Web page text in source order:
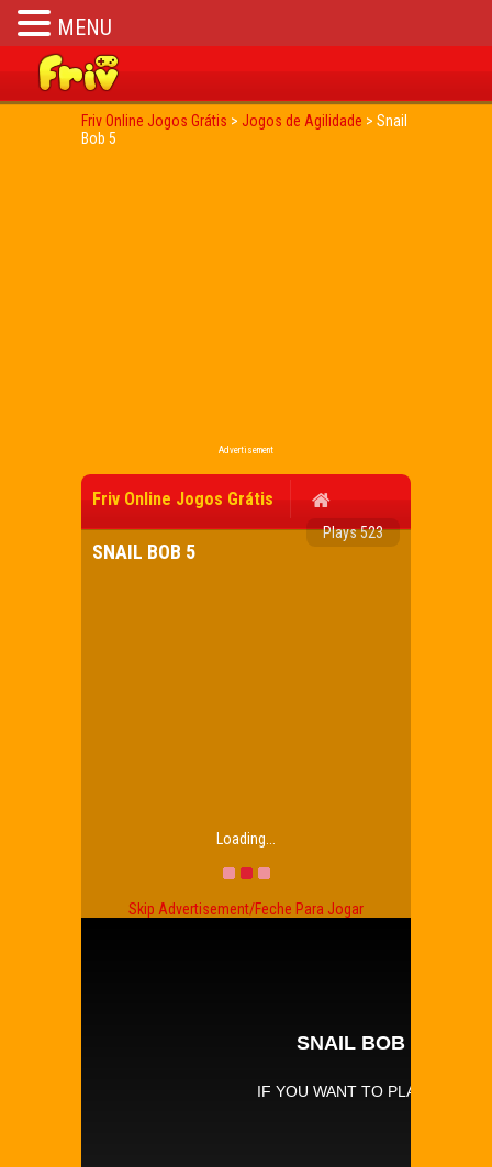
Friv Online Jogos Grátis > Jogos de Agilidade > Snail
Bob 5
Advertisement
Friv Online Jogos Grátis
Plays 523
SNAIL BOB 5
Loading...
Skip Advertisement/Feche Para Jogar
MENU